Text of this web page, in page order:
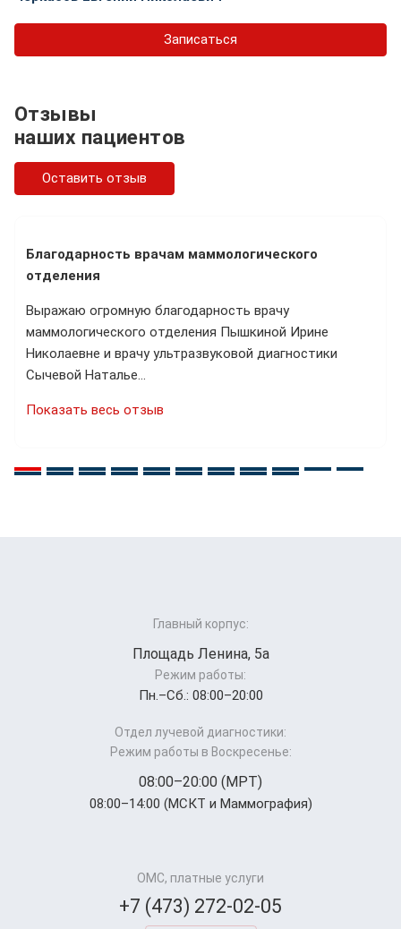
Записаться
Отзывы
наших пациентов
Оставить отзыв
Благодарность врачам маммологического
отделения
Выражаю огромную благодарность врачу
маммологического отделения Пышкиной Ирине
Николаевне и врачу ультразвуковой диагностики
Сычевой Наталье…
Показать весь отзыв
Главный корпус:
Площадь Ленина, 5а
Режим работы:
Пн.–Cб.: 08:00–20:00
Отдел лучевой диагностики:
Режим работы в Воскресенье:
08:00–20:00 (МРТ)
08:00–14:00 (МСКТ и Маммография)
ОМС, платные услуги
+7 (473) 272-02-05